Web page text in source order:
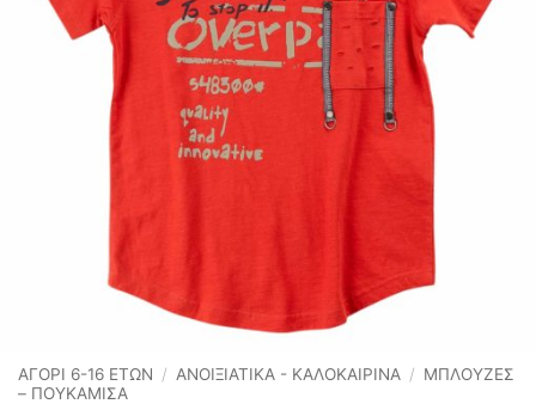
ΑΓΟΡΙ 6-16 ΕΤΩΝ / ΑΝΟΙΞΙΆΤΙΚΑ - ΚΑΛΟΚΑΙΡΙΝΆ / ΜΠΛΟΥΖΕΣ
– ΠΟΥΚΑΜΙΣΑ